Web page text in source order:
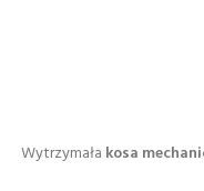
Wytrzymała kosa